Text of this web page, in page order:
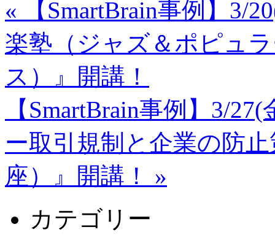
« 【SmartBrain事例】3/
楽塾（ジャズ＆ポピュ
ス）』開講！
【SmartBrain事例】3/
ー取引規制と企業の防
座）』開講！ »
カテゴリー